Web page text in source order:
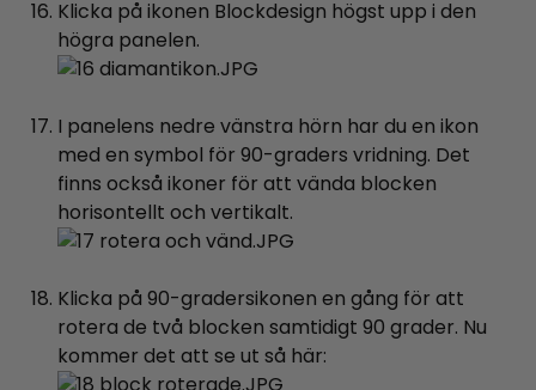
Klicka på ikonen Blockdesign högst upp i den
högra panelen.
I panelens nedre vänstra hörn har du en ikon
med en symbol för 90-graders vridning. Det
finns också ikoner för att vända blocken
horisontellt och vertikalt.
Klicka på 90-gradersikonen en gång för att
rotera de två blocken samtidigt 90 grader. Nu
kommer det att se ut så här: